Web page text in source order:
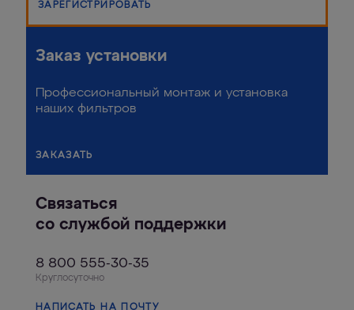
ЗАРЕГИСТРИРОВАТЬ
Заказ установки
Профессиональный монтаж и установка
наших фильтров
ЗАКАЗАТЬ
Связаться
со службой поддержки
8 800 555-30-35
Круглосуточно
НАПИСАТЬ НА ПОЧТУ